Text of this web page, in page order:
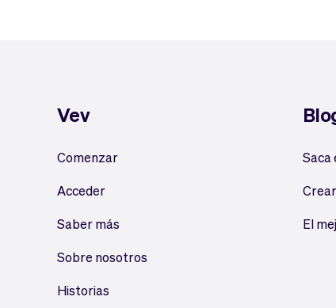
Vev
Comenzar
Acceder
Saber más
Sobre nosotros
Historias
Saca
El